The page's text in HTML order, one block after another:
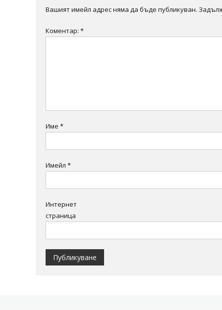
Вашият имейл адрес няма да бъде публикуван.
Коментар: *
Име *
Имейл *
Интернет
страница